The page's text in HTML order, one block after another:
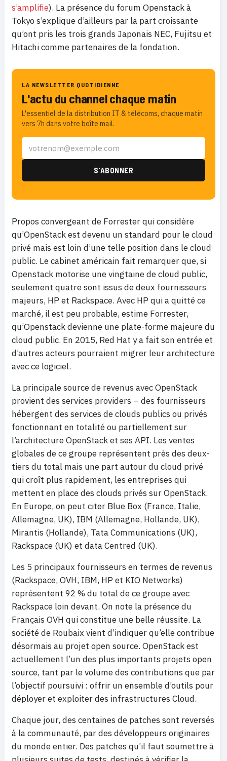
s’amplifie). La présence du forum Openstack à
Tokyo s’explique d’ailleurs par la part croissante
qu’ont pris les trois grands Japonais NEC, Fujitsu et
Hitachi comme partenaires de la fondation.
LA NEWSLETTER QUOTIDIENNE
L'actu du channel chaque matin
L'essentiel de la distribution IT & télécoms, chaque matin
vers 7h dans votre boîte mail.
Propos convergeant de Forrester qui considère
qu’OpenStack est devenu un standard pour le cloud
privé mais est loin d’une telle position dans le cloud
public. Le cabinet américain fait remarquer que, si
Openstack motorise une vingtaine de cloud public,
seulement quatre sont issus de deux fournisseurs
majeurs, HP et Rackspace. Avec HP qui a quitté ce
marché, il est peu probable, estime Forrester,
qu’Openstack devienne une plate-forme majeure du
cloud public. En 2015, Red Hat y a fait son entrée et
d’autres acteurs pourraient migrer leur architecture
avec ce logiciel.
La principale source de revenus avec OpenStack
provient des services providers – des fournisseurs
hébergent des services de clouds publics ou privés
fonctionnant en totalité ou partiellement sur
l’architecture OpenStack et ses API. Les ventes
globales de ce groupe représentent près des deux-
tiers du total mais une part autour du cloud privé
qui croît plus rapidement, les entreprises qui
mettent en place des clouds privés sur OpenStack.
En Europe, on peut citer Blue Box (France, Italie,
Allemagne, UK), IBM (Allemagne, Hollande, UK),
Mirantis (Hollande), Tata Communications (UK),
Rackspace (UK) et data Centred (UK).
Les 5 principaux fournisseurs en termes de revenus
(Rackspace, OVH, IBM, HP et KIO Networks)
représentent 92 % du total de ce groupe avec
Rackspace loin devant. On note la présence du
Français OVH qui constitue une belle réussite. La
société de Roubaix vient d’indiquer qu’elle contribue
désormais au projet open source. OpenStack est
actuellement l’un des plus importants projets open
source, tant par le volume des contributions que par
l’objectif poursuivi : offrir un ensemble d’outils pour
déployer et exploiter des infrastructures Cloud.
Chaque jour, des centaines de patches sont reversés
à la communauté, par des développeurs originaires
du monde entier. Des patches qu’il faut soumettre à